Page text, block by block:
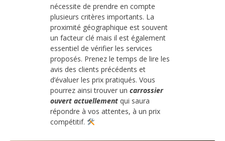
nécessite de prendre en compte
plusieurs critères importants. La
proximité géographique est souvent
un facteur clé mais il est également
essentiel de vérifier les services
proposés. Prenez le temps de lire les
avis des clients précédents et
d’évaluer les prix pratiqués. Vous
pourrez ainsi trouver un carrossier
ouvert actuellement qui saura
répondre à vos attentes, à un prix
compétitif.